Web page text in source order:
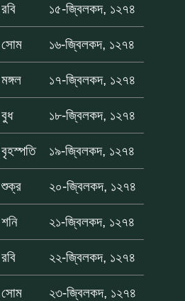
রবি ১৫-জ্বিলকদ, ১২৭৪
সোম ১৬-জ্বিলকদ, ১২৭৪
মঙ্গল ১৭-জ্বিলকদ, ১২৭৪
বুধ ১৮-জ্বিলকদ, ১২৭৪
বৃহস্পতি ১৯-জ্বিলকদ, ১২৭৪
শুক্র ২০-জ্বিলকদ, ১২৭৪
শনি ২১-জ্বিলকদ, ১২৭৪
রবি ২২-জ্বিলকদ, ১২৭৪
সোম ২৩-জ্বিলকদ, ১২৭৪